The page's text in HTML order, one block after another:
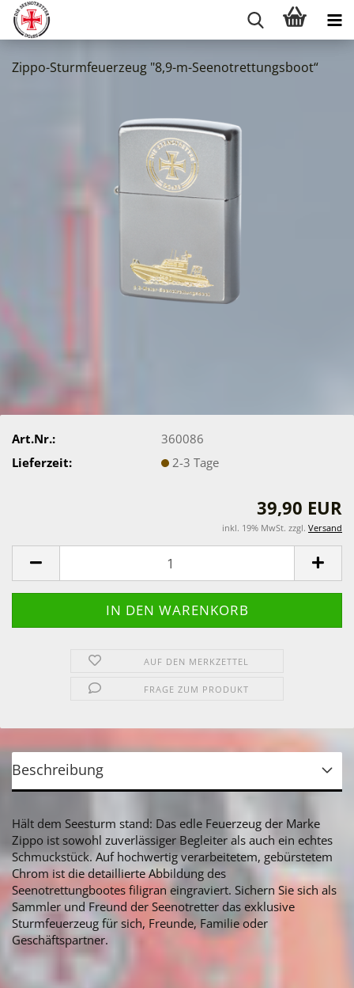
Zippo-Sturmfeuerzeug "8,9-m-Seenotrettungsboot“
Art.Nr.:
360086
Lieferzeit:
2-3 Tage
39,90 EUR
inkl. 19% MwSt. zzgl. Versand
AUF DEN MERKZETTEL
FRAGE ZUM PRODUKT
Beschreibung
Hält dem Seesturm stand: Das edle Feuerzeug der Marke
Zippo ist sowohl zuverlässiger Begleiter als auch ein echtes
Schmuckstück. Auf hochwertig verarbeitetem, gebürstetem
Chrom ist die detaillierte Abbildung des
Seenotrettungbootes filigran eingraviert. Sichern Sie sich als
Sammler und Freund der Seenotretter das exklusive
Sturmfeuerzeug für sich, Freunde, Familie oder
Geschäftspartner.